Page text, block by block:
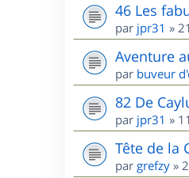
46 Les
par jpr31 »
Aventure
par buveur
82 De
par jpr31 »
Tête de la
par grefzy »